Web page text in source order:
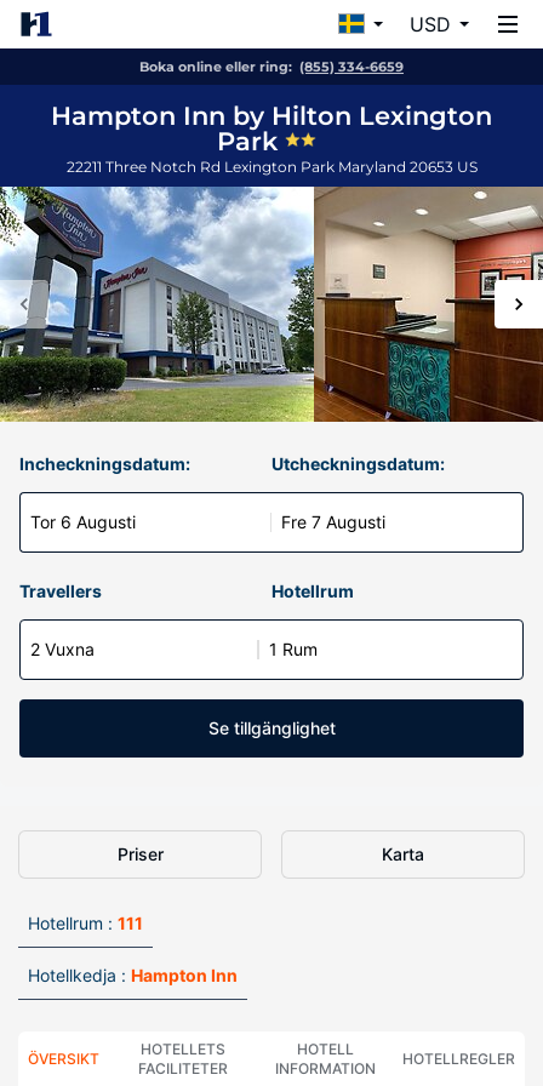
USD
Boka online eller ring: (855) 334-6659
Hampton Inn by Hilton Lexington
Park
22211 Three Notch Rd Lexington Park Maryland 20653 US
Incheckningsdatum:
Tor 6 Augusti
Utcheckningsdatum:
Fre 7 Augusti
Travellers Hotellrum
2 Vuxna 1 Rum
Se tillgänglighet
Priser Karta
Hotellrum : 111
Hotellkedja : Hampton Inn
ÖVERSIKT
HOTELLETS
FACILITETER
HOTELL
INFORMATION
HOTELLREGLER